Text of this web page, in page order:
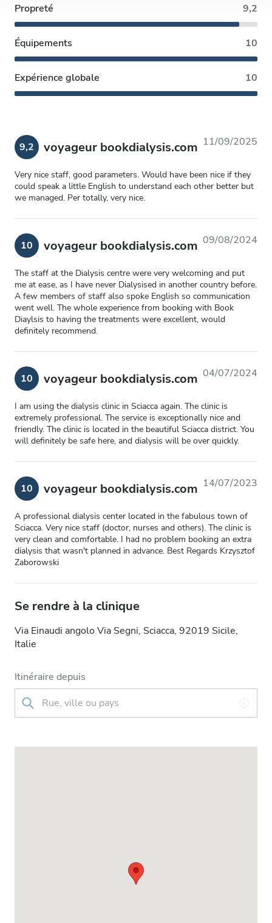
avec d'autres informations que vous leur avez fournies
Propreté 9,2
Équipements 10
Expérience globale 10
9,2 voyageur bookdialysis.com 11/09/2025
Very nice staff, good parameters. Would have been nice if they
could speak a little English to understand each other better but
we managed. Per totally, very nice.
10 voyageur bookdialysis.com 09/08/2024
The staff at the Dialysis centre were very welcoming and put
me at ease, as I have never Dialysised in another country before.
A few members of staff also spoke English so communication
went well. The whole experience from booking with Book
Diaylsis to having the treatments were excellent, would
definitely recommend.
10 voyageur bookdialysis.com 04/07/2024
I am using the dialysis clinic in Sciacca again. The clinic is
extremely professional. The service is exceptionally nice and
friendly. The clinic is located in the beautiful Sciacca district. You
will definitely be safe here, and dialysis will be over quickly.
10 voyageur bookdialysis.com 14/07/2023
A professional dialysis center located in the fabulous town of
Sciacca. Very nice staff (doctor, nurses and others). The clinic is
very clean and comfortable. I had no problem booking an extra
dialysis that wasn't planned in advance. Best Regards Krzysztof
Zaborowski
Se rendre à la clinique
Via Einaudi angolo Via Segni, Sciacca, 92019 Sicile,
Italie
Itinéraire depuis